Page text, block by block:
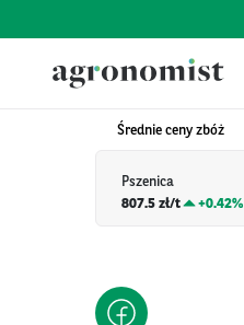
Średnie ceny zbóż
Pszenica
807.5 zł/t
+0.42%